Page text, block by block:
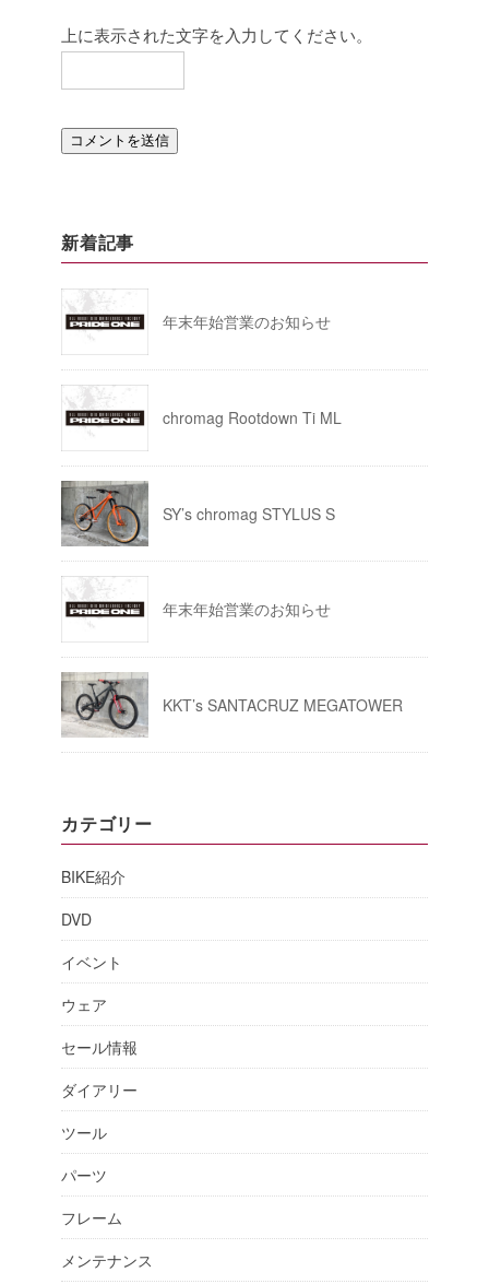
上に表示された文字を入力してください。
新着記事
年末年始営業のお知らせ
chromag Rootdown Ti ML
SY’s chromag STYLUS S
年末年始営業のお知らせ
KKT’s SANTACRUZ MEGATOWER
カテゴリー
BIKE紹介
DVD
イベント
ウェア
セール情報
ダイアリー
ツール
パーツ
フレーム
メンテナンス